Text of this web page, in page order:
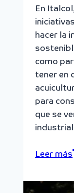
En
hacer la
como
tener en
para
que se
Leer más